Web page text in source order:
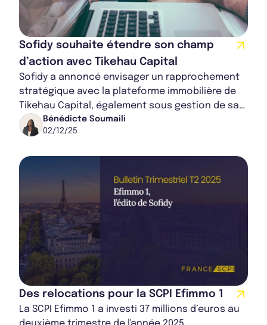
Sofidy souhaite étendre son champ
d’action avec Tikehau Capital
Sofidy a annoncé envisager un rapprochement
stratégique avec la plateforme immobilière de
Tikehau Capital, également sous gestion de sa
maison mère, sans que celui-ci ne soit à ce...
Bénédicte Soumaili
02/12/25
Des relocations pour la SCPI Efimmo 1
La SCPI Efimmo 1 a investi 37 millions d’euros au